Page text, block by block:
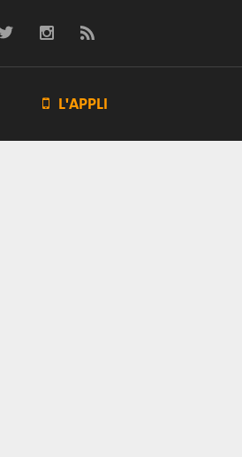
 L'APPLI